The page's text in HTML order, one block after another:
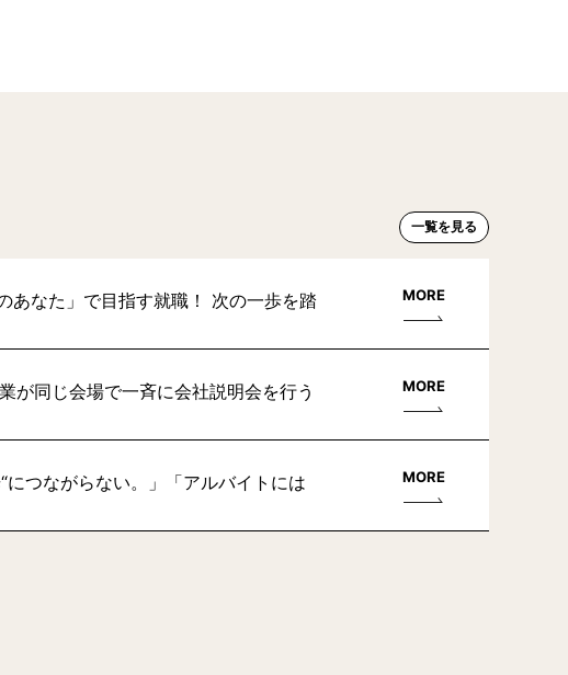
一覧を見る
あなた」で目指す就職！ 次の一歩を踏
MORE
が同じ会場で一斉に会社説明会を行う
MORE
につながらない。」「アルバイトには
MORE